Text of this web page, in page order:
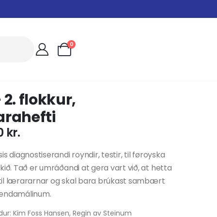
0
2. flokkur,
kr.
diagnostiserandi royndir, testir, til føroyska
Tað er umráðandi at gera vart við, at hetta
lærararnar og skal bara brúkast sambært
Kim Foss Hansen, Regin av Steinum